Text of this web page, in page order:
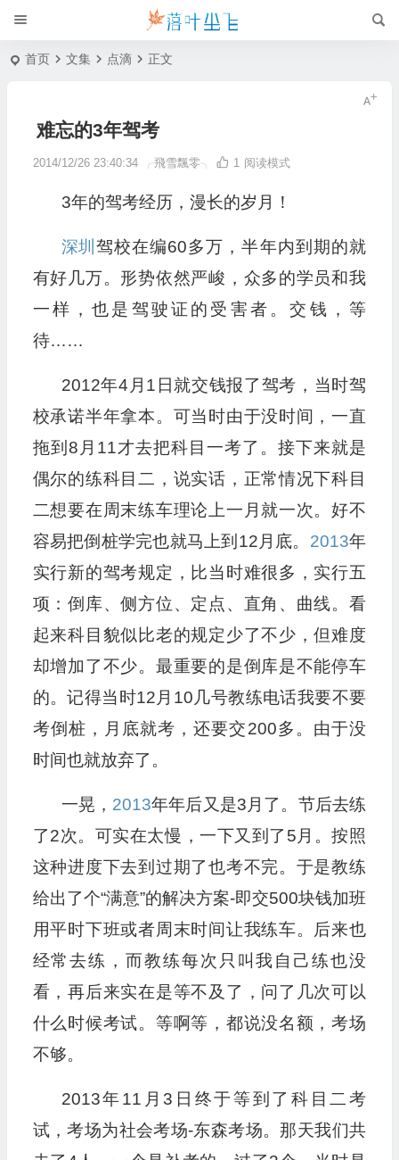
首页 文集 点滴 正文
难忘的3年驾考
2014/12/26 23:40:34 ╭飛雪飄零╮ 1 阅读模式
3年的驾考经历，漫长的岁月！
深圳 驾校在编60多万，半年内到期的就
有好几万。形势依然严峻，众多的学员和我
一样，也是驾驶证的受害者。交钱，等
待……
2012年4月1日就交钱报了驾考，当时驾
校承诺半年拿本。可当时由于没时间，一直
拖到8月11才去把科目一考了。接下来就是
偶尔的练科目二，说实话，正常情况下科目
二想要在周末练车理论上一月就一次。好不
容易把倒桩学完也就马上到12月底。 2013年
实行新的驾考规定，比当时难很多，实行五
项：倒库、侧方位、定点、直角、曲线。看
起来科目貌似比老的规定少了不少，但难度
却增加了不少。最重要的是倒库是不能停车
的。记得当时12月10几号教练电话我要不要
考倒桩，月底就考，还要交200多。由于没
时间也就放弃了。
一晃， 2013年年后又是3月了。节后去练
了2次。可实在太慢，一下又到了5月。按照
这种进度下去到过期了也考不完。于是教练
给出了个“满意”的解决方案-即交500块钱加班
用平时下班或者周末时间让我练车。后来也
经常去练，而教练每次只叫我自己练也没
看，再后来实在是等不及了，问了几次可以
什么时候考试。等啊等，都说没名额，考场
不够。
2013年11月3日终于等到了科目二考
试，考场为社会考场-东森考场。那天我们共